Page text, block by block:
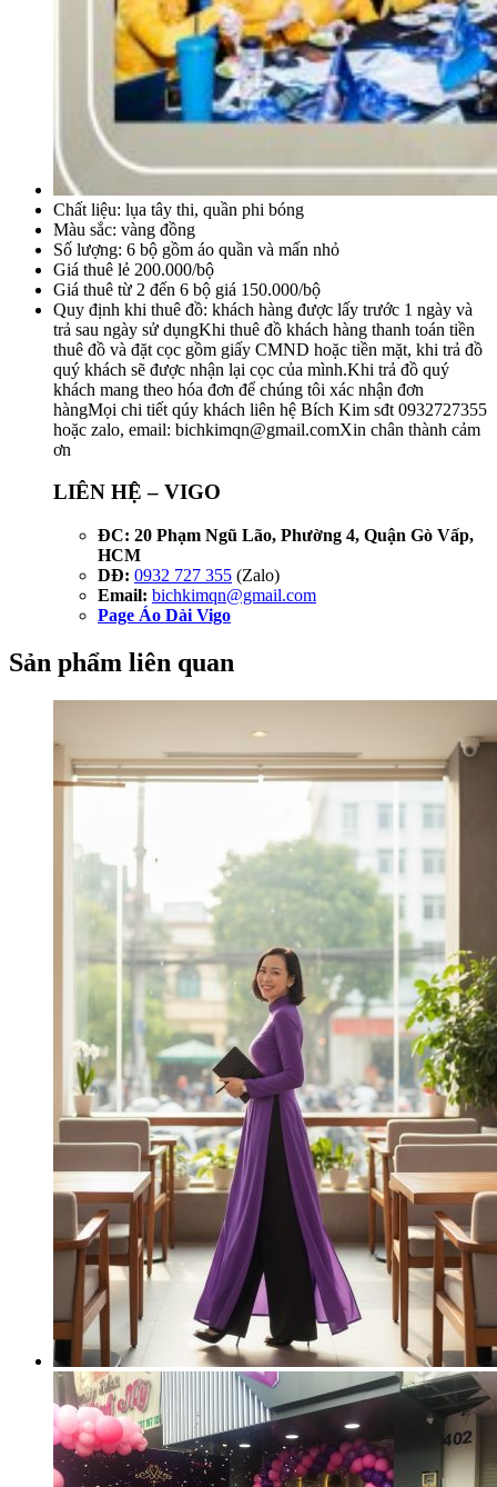
Chất liệu: lụa tây thi, quần phi bóng
Màu sắc: vàng đồng
Số lượng: 6 bộ gồm áo quần và mấn nhỏ
Giá thuê lẻ 200.000/bộ
Giá thuê từ 2 đến 6 bộ giá 150.000/bộ
Quy định khi thuê đồ: khách hàng được lấy trước 1 ngày và
trả sau ngày sử dụngKhi thuê đồ khách hàng thanh toán tiền
thuê đồ và đặt cọc gồm giấy CMND hoặc tiền mặt, khi trả đồ
quý khách sẽ được nhận lại cọc của mình.Khi trả đồ quý
khách mang theo hóa đơn để chúng tôi xác nhận đơn
hàngMọi chi tiết qúy khách liên hệ Bích Kim sđt 0932727355
hoặc zalo, email: bichkimqn@gmail.comXin chân thành cảm
ơn
LIÊN HỆ – VIGO
ĐC: 20 Phạm Ngũ Lão, Phường 4, Quận Gò Vấp,
HCM
DĐ: 0932 727 355 (Zalo)
Email: bichkimqn@gmail.com
Page Áo Dài Vigo
Sản phẩm liên quan